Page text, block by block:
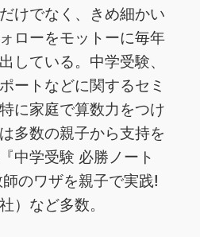
けでなく、きめ細かい
ローをモットーに毎年
している。中学受験、
ートなどに関するセミ
に家庭で算数力をつけ
多数の親子から支持を
中学受験 必勝ノート
のワザを親子で実践!
）など多数。